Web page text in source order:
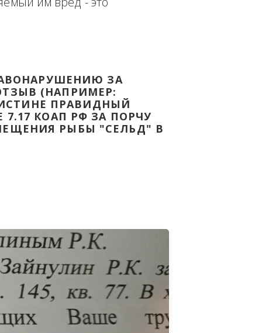
доказательством с целью -
Законодательства Российской
ПРАВОНАРУШЕНИЮ ЗА
ВАШ ОТЗЫВ (НАПРИМЕР:
ВОИСТИНЕ ПРАВИДНЫЙ
7.17 КОАП РФ ЗА ПОРЧУ
ПОМЕЩЕНИЯ РЫБЫ "СЕЛЬД" В